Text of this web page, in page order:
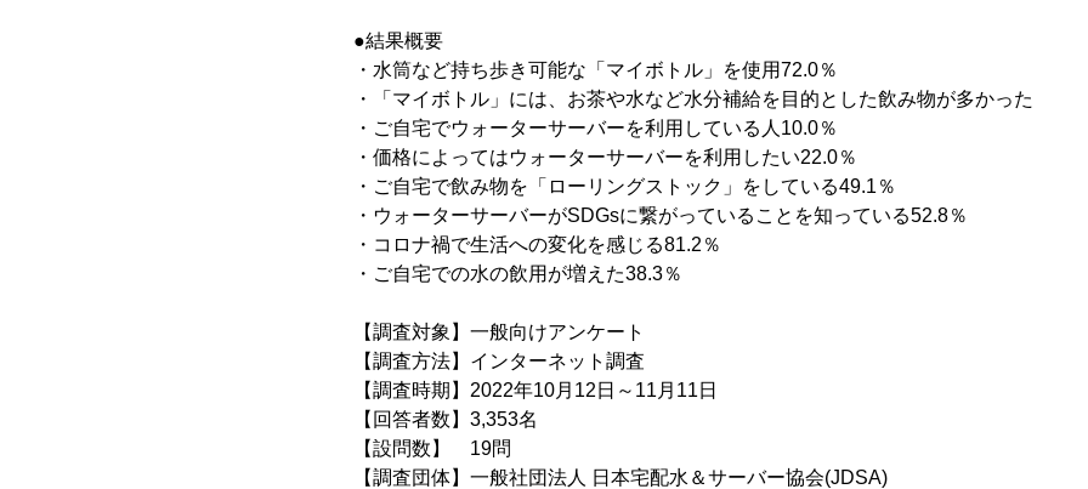
●結果概要
・水筒など持ち歩き可能な「マイボトル」を使用72.0％
・「マイボトル」には、お茶や水など水分補給を目的とした飲み物が多かった
・ご自宅でウォーターサーバーを利用している人10.0％
・価格によってはウォーターサーバーを利用したい22.0％
・ご自宅で飲み物を「ローリングストック」をしている49.1％
・ウォーターサーバーがSDGsに繋がっていることを知っている52.8％
・コロナ禍で生活への変化を感じる81.2％
・ご自宅での水の飲用が増えた38.3％
【調査対象】一般向けアンケート
【調査方法】インターネット調査
【調査時期】2022年10月12日～11月11日
【回答者数】3,353名
【設問数】 19問
【調査団体】一般社団法人 日本宅配水＆サーバー協会(JDSA)